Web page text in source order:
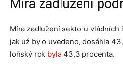
Míra zadlužení
Míra zadlužení sektoru
jak už bylo uvedeno, dosáhla
loňský rok byla 43,3 procenta.